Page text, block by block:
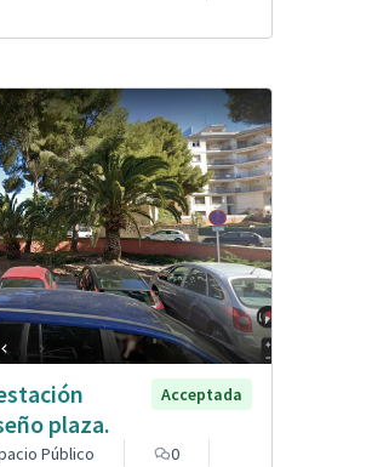
plaza.
Acceptada
Público
0